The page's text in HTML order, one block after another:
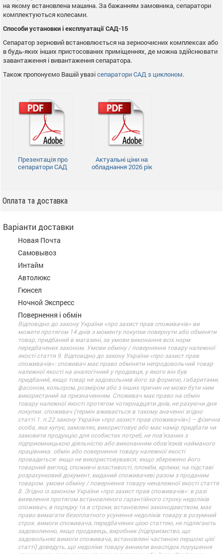
на якому встановлена машина. За бажанням замовника, сепаратори
комплектуються колесами.
Способи установки і експлуатації САД-15
Сепаратор зерновий встановлюється на зерноочисних комплексах або
в будь-яких інших пристосованих приміщеннях, де можна здійснювати
завантаження і вивантаження сепаратора.
Також пропонуємо Вашій увазісепаратори САД з циклоном.
Презентація про
сепаратори САД
Актуальні ціни на
обладнання 2026 рік
Оплата та доставка
Варіанти доставки
Новая Почта
Самовывоз
Интайм
Автолюкс
Гюнсел
Ночной Экспресс
Повернення і обмін
Відповідно до закону України «про захист прав споживачів» ви
можете протягом 14 днів з моменту покупки повернути або обміняти
товар, придбаний в магазині, за умови виконання всіх норм
передбачених законом. Умови обміну / повернення товару належної
якості стаття 9. Відповідно до закону України «про захист прав
споживачів»: споживач має право обміняти непродовольчий товар
належної якості на аналогічний у продавця, у якого він був
придбаний, якщо товар не задовольнив його за формою, габаритами,
фасоном, кольором, розміром або з інших причин не може бути ним
використаний за призначенням. Споживач має право на обмін
товару належної якості протягом чотирнадцяти днів, не рахуючи дня
покупки. споживач (термін вживається в такому значенні згідно
статті 1. п.22 закону України «про захист прав споживачів») – фізична
особа, яка купує, замовляє, використовує або має намір придбати чи
замовити продукцію для особистих потреб, не пов’язаних з
підприємницькою діяльністю або виконанням обов’язків найманого
працівника. обмін або повернення товару належної якості
провадиться: якщо не використовувався; якщо збережено його
товарний вигляд, споживчі властивості, пломби, ярлики; на підставі
розрахунковий документ, виданий споживачеві разом з проданим
товаром. умови обміну / повернення товару неналежної якості стаття
8. Згідно із законом України «про захист прав споживачів»: в разі
виявлення протягом встановленого гарантійного строку недоліків
споживач, в порядку та в строки, встановлені законодавством, має
право вимагати безоплатного усунення недоліків товару в розумний
строк. вимоги споживача, передбачених цією статтею, не підлягають
задоволенню, якщо продавець, виробник (підприємство, що
задовольняє вимоги споживача, встановлені частиною першою цієї
статті) доведуть, що недоліки товару виникли внаслідок порушення